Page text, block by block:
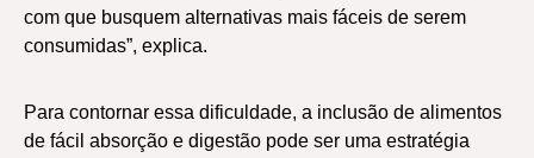
com que busquem alternativas mais fáceis de serem
consumidas”, explica.
Para contornar essa dificuldade, a inclusão de alimentos
de fácil absorção e digestão pode ser uma estratégia